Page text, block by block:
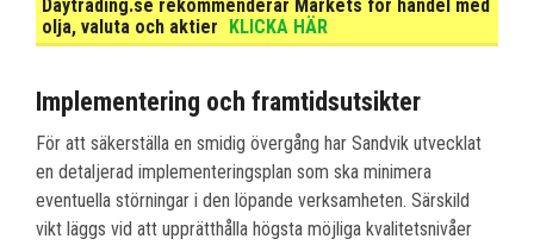
Daytrading.se rekommenderar Markets för handel med
olja, valuta och aktier
KLICKA HÄR
Implementering och framtidsutsikter
För att säkerställa en smidig övergång har Sandvik utvecklat
en detaljerad implementeringsplan som ska minimera
eventuella störningar i den löpande verksamheten. Särskild
vikt läggs vid att upprätthålla högsta möjliga kvalitetsnivåer